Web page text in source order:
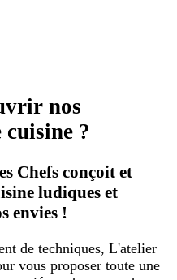
nos
?
Chefs conçoit et
ludiques et
envies !
de techniques, L'atelier
vous proposer toute une